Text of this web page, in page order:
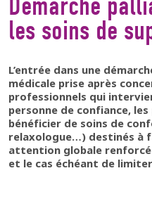
les soins de
L’entrée dans une
médicale prise après
professionnels qui
personne de confiance,
bénéficier de soins de
relaxologue…) destinés à
attention globale
et le cas échéant de